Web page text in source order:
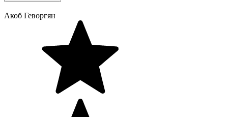
Акоб Геворгян